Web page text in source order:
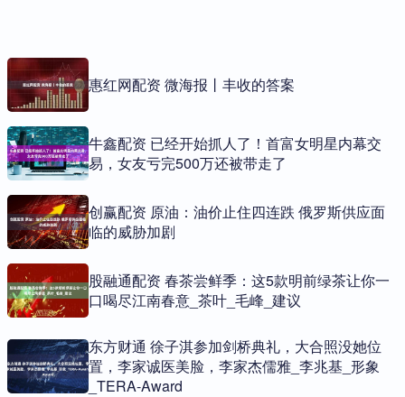
惠红网配资 微海报丨丰收的答案
牛鑫配资 已经开始抓人了！首富女明星内幕交
易，女友亏完500万还被带走了
创赢配资 原油：油价止住四连跌 俄罗斯供应面
临的威胁加剧
股融通配资 春茶尝鲜季：这5款明前绿茶让你一
口喝尽江南春意_茶叶_毛峰_建议
东方财通 徐子淇参加剑桥典礼，大合照没她位
置，李家诚医美脸，李家杰儒雅_李兆基_形象
_TERA-Award